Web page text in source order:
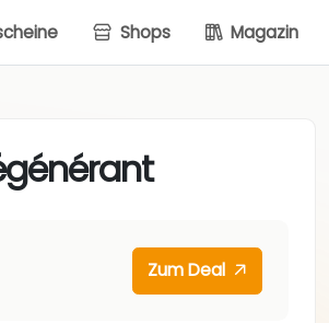
Shops Magazin
Zum Deal